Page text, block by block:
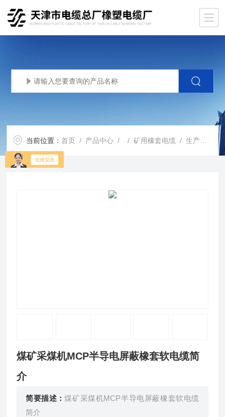
当前位置：首页 / 产品中心 / /矿用橡套电缆 / 生产基地煤矿采煤机MCP半导电屏蔽橡套软电缆简介
煤矿采煤机MCP半导电屏蔽橡套软电缆简
介
简要描述：煤矿采煤机MCP半导电屏蔽橡套软电缆
简介